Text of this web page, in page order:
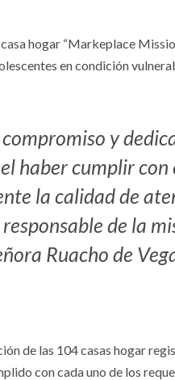
hogar “Markeplace
en condición
y
haber cumplir con
la calidad de
de la
Ruacho de
de las 104 casas hogar
con cada uno de los